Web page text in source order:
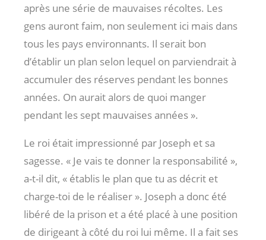
après une série de mauvaises récoltes. Les
gens auront faim, non seulement ici mais dans
tous les pays environnants. Il serait bon
d’établir un plan selon lequel on parviendrait à
accumuler des réserves pendant les bonnes
années. On aurait alors de quoi manger
pendant les sept mauvaises années ».
Le roi était impressionné par Joseph et sa
sagesse. « Je vais te donner la responsabilité »,
a-t-il dit, « établis le plan que tu as décrit et
charge-toi de le réaliser ». Joseph a donc été
libéré de la prison et a été placé à une position
de dirigeant à côté du roi lui même. Il a fait ses